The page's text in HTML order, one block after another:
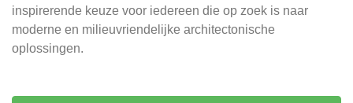
inspirerende keuze voor iedereen die op zoek is naar
moderne en milieuvriendelijke architectonische
oplossingen.